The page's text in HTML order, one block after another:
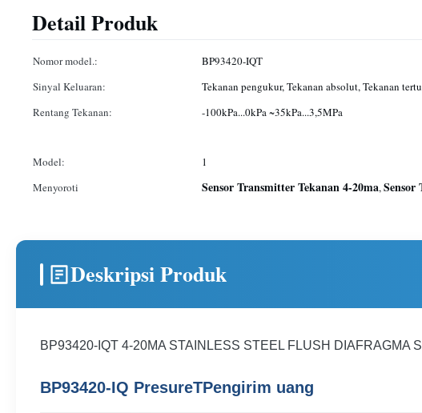
Detail Produk
Nomor model.: BP93420-IQT
Sinyal Keluaran:
Tekanan pengukur, Tekanan absolut, Tekanan
Rentang Tekanan:
-100kPa...0kPa ~35kPa...3,5MPa
Model:
1
Menyoroti
Sensor Transmitter Tekanan 4-20ma,Sensor
Deskripsi Produk
BP93420-IQT 4-20MA STAINLESS STEEL FLUSH DIAFRAGMA
BP93420-IQ PresureTPengirim uang